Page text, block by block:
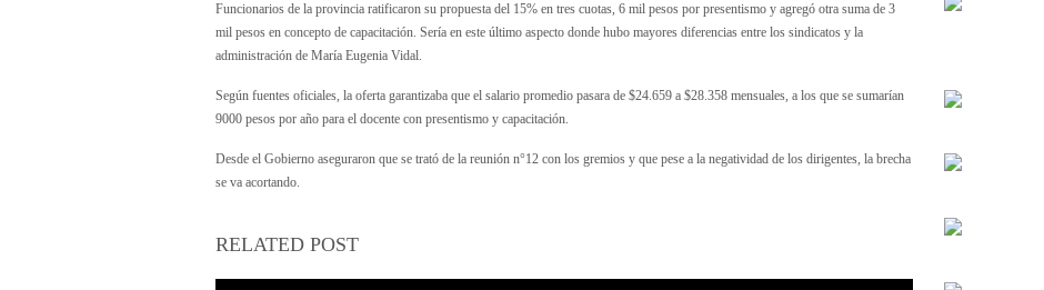
Funcionarios de la provincia ratificaron su propuesta del 15% en tres cuotas, 6 mil pesos por presentismo y agregó otra suma de 3
mil pesos en concepto de capacitación. Sería en este último aspecto donde hubo mayores diferencias entre los sindicatos y la
administración de María Eugenia Vidal.
Según fuentes oficiales, la oferta garantizaba que el salario promedio pasara de $24.659 a $28.358 mensuales, a los que se sumarían
9000 pesos por año para el docente con presentismo y capacitación.
Desde el Gobierno aseguraron que se trató de la reunión n°12 con los gremios y que pese a la negatividad de los dirigentes, la brecha
se va acortando.
RELATED POST